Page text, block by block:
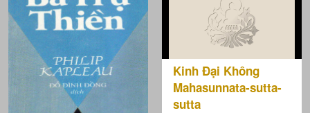
Kinh Đại Không
Mahasunnata-sutta-
sutta